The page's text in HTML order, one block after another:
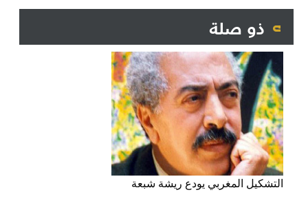
ذو صلة
التشكيل المغربي يودع ريشة شبعة